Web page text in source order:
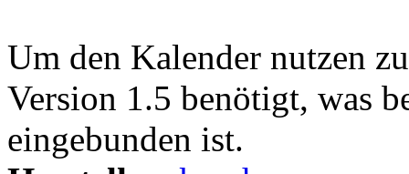
Um den Kalender nutzen
Version 1.5 benötigt, was
eingebunden ist.